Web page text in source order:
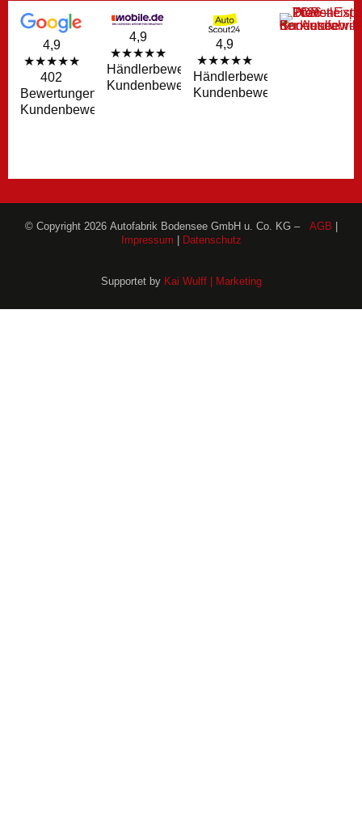
4,9
★★★★★
402
Bewertungen
Kundenbewertungen
4,9
★★★★★
Händlerbewertungen
Kundenbewertungen
4,9
★★★★★
Händlerbewertungen
Kundenbewertungen
© Copyright 2026 Autofabrik Bodensee GmbH u. Co. KG – AGB |
Impressum | Datenschutz
Supportet by Kai Wulff | Marketing